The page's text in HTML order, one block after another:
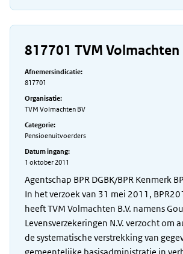
817701 TVM Volmachten
Afnemersindicatie:
817701
Organisatie:
TVM Volmachten BV
Categorie:
Pensioenuitvoerders
Datum ingang:
1 oktober 2011
Agentschap BPR DGBK/BPR Kenmerk
In het verzoek van 31 mei 2011,
heeft TVM Volmachten B.V. namens
Levensverzekeringen N.V. verzocht om
de systematische verstrekking van